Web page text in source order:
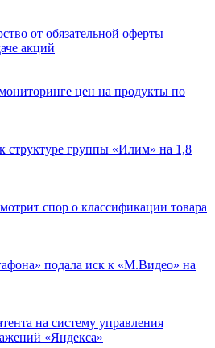
от обязательной оферты
акций
цен на продукты по
структуре группы «Илим» на 1,8
спор о классификации товара
подала иск к «М.Видео» на
на систему управления
«Яндекса»